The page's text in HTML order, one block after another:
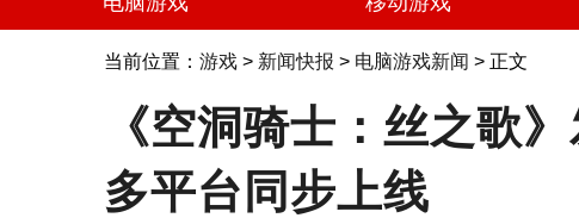
当前位置： 游戏 > 新闻快报 > 电脑游戏新闻 > 正文
《空洞骑士：丝之歌
多平台同步上线